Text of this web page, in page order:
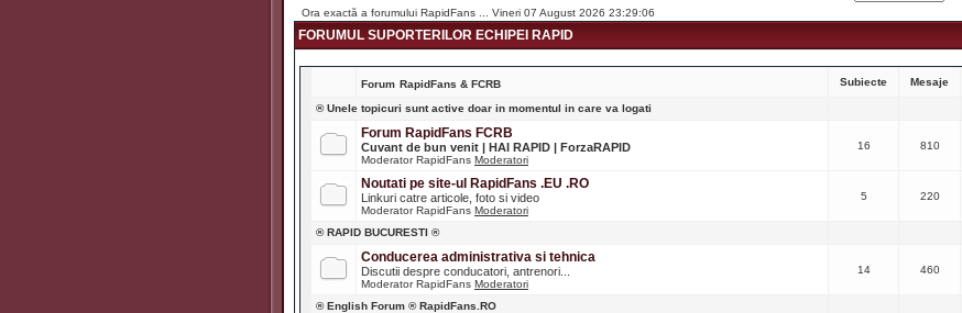
Ora exactă a forumului RapidFans ... Vineri 07 August 2026 23:29:06
FORUMUL SUPORTERILOR ECHIPEI RAPID
Forum RapidFans & FCRB Subiecte Mesaje
® Unele topicuri sunt active doar in momentul in care va logati
Forum RapidFans FCRB
Cuvant de bun venit | HAI RAPID | ForzaRAPID
Moderator RapidFans Moderatori
16 810
Noutati pe site-ul RapidFans .EU .RO
Linkuri catre articole, foto si video
Moderator RapidFans Moderatori
5 220
® RAPID BUCURESTI ®
Conducerea administrativa si tehnica
Discutii despre conducatori, antrenori...
Moderator RapidFans Moderatori
14 460
® English Forum ® RapidFans.RO